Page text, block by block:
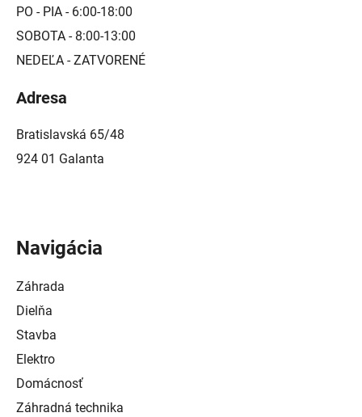
PO - PIA - 6:00-18:00
SOBOTA - 8:00-13:00
NEDEĽA - ZATVORENÉ
Adresa
Bratislavská 65/48
924 01 Galanta
Navigácia
Záhrada
Dielňa
Stavba
Elektro
Domácnosť
Záhradná technika